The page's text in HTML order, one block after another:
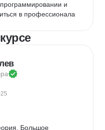
и
в профессионала
Большое